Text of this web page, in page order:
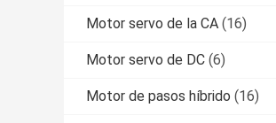
Motor servo de la CA (16)
Motor servo de DC (6)
Motor de pasos híbrido (16)